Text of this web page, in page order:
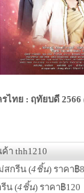
รไทย : ฤทัยบดี
า thh1210
สกรีน (4ชิ้น) ราคา฿
น (4ชิ้น) ราคา฿120